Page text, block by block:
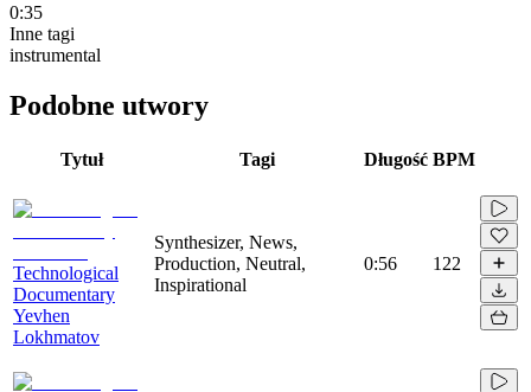
0:35
Inne tagi
instrumental
Podobne utwory
Tytuł Tagi Długość BPM
Technological
Documentary
Yevhen
Lokhmatov
Synthesizer, News,
Production, Neutral,
Inspirational
0:56 122